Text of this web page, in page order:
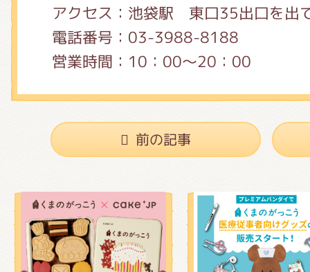
アクセス：池袋駅 東口35出口を出
電話番号：03-3988-8188
営業時間：10：00～20：00
前の記事